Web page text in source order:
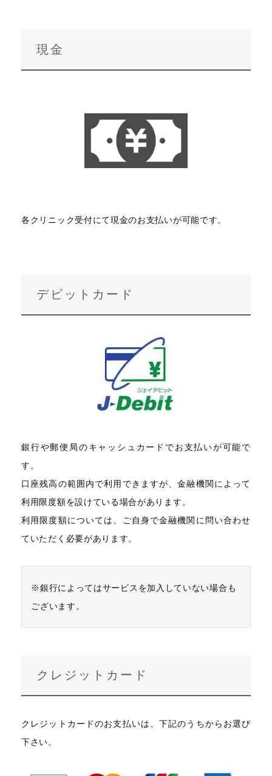
現金
各クリニック受付にて現金のお支払いが可能です。
デビットカード
銀行や郵便局のキャッシュカードでお支払いが可能で
す。
口座残高の範囲内で利用できますが、金融機関によって
利用限度額を設けている場合があります。
利用限度額については、ご自身で金融機関に問い合わせ
ていただく必要があります。
※銀行によってはサービスを加入していない場合も
ございます。
クレジットカード
クレジットカードのお支払いは、下記のうちからお選び
下さい。